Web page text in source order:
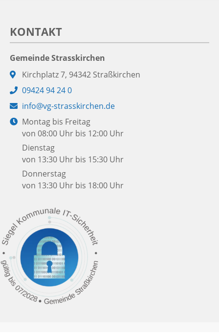
KONTAKT
Gemeinde Strasskirchen
Adresse:
Kirchplatz 7, 94342 Straßkirchen
Telefon:
09424 94 24 0
E-
Mail:
info@vg-strasskirchen.de
Öffnungszeiten:
Montag bis Freitag
von 08:00 Uhr bis 12:00 Uhr
Dienstag
von 13:30 Uhr bis 15:30 Uhr
Donnerstag
von 13:30 Uhr bis 18:00 Uhr